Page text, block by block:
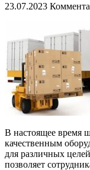
23.07.2023
В настоящее время
качественным
для различных
позволяет